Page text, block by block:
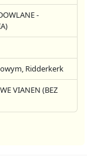
-
Ridderkerk
VIANEN (BEZ